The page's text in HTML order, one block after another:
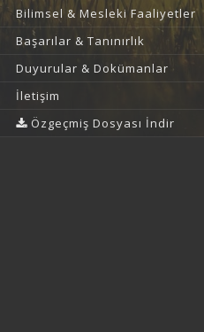
Bilimsel & Mesleki Faaliyetler
Başarılar & Tanınırlık
Duyurular & Dokümanlar
İletişim
Özgeçmiş Dosyası İndir